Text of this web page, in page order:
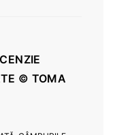
© TOMA